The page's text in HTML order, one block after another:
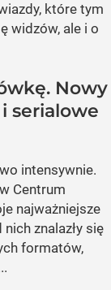
które tym
widzów, ale i o
Nowy
serialowe
intensywnie.
Centrum
najważniejsze
znalazły się
formatów,